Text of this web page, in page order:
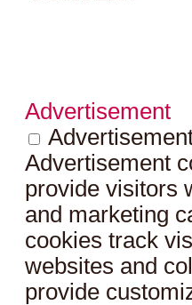
Advertisement
Advertisement
provide visitors
and marketing
cookies track
websites and
provide